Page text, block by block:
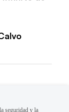
seguridad y la